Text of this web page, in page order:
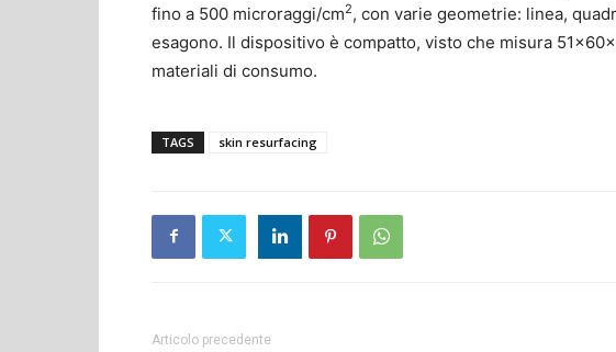
fino a 500 microraggi/cm2, con varie geometrie: linea,
esagono. Il dispositivo è compatto, visto che misura
materiali di consumo.
TAGS skin resurfacing
Articolo precedente